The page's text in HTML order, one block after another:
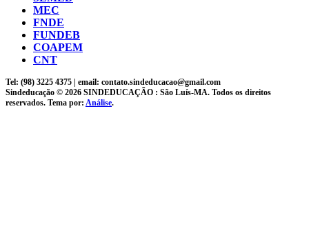
MEC
FNDE
FUNDEB
COAPEM
CNT
Tel: (98) 3225 4375 | email: contato.sindeducacao@gmail.com
Sindeducação © 2026 SINDEDUCAÇÃO : São Luís-MA. Todos os direitos
reservados. Tema por: Análise.